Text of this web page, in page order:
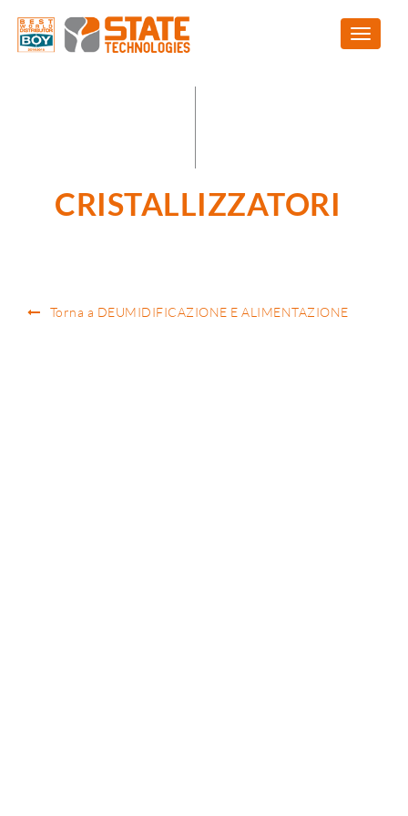
CRISTALLIZZATORI
Torna a DEUMIDIFICAZIONE E ALIMENTAZIONE